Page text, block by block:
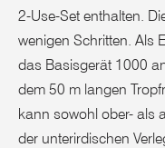
2-Use-Set enthalten.
wenigen Schritten. Als
das Basisgerät 1000
dem 50 m langen
kann sowohl ober- als
der unterirdischen